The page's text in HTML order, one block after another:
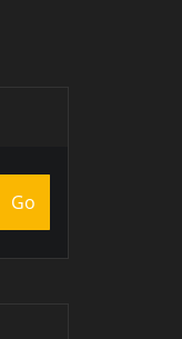
Go